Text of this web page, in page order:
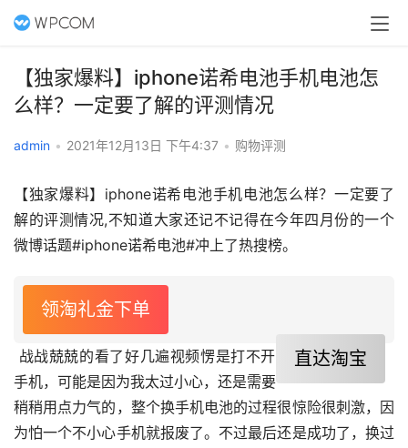
【独家爆料】iphone诺希电池手机电池怎
么样？一定要了解的评测情况
admin • 2021年12月13日 下午4:37 • 购物评测
【独家爆料】iphone诺希电池手机电池怎么样？一定要了
解的评测情况,不知道大家还记不记得在今年四月份的一个
微博话题#iphone诺希电池#冲上了热搜榜。
领淘礼金下单
直达淘宝
手机，可能是因为我太过小心，还是需要
稍稍用点力气的，整个换手机电池的过程很惊险很刺激，因
为怕一个不小心手机就报废了。不过最后还是成功了，换过